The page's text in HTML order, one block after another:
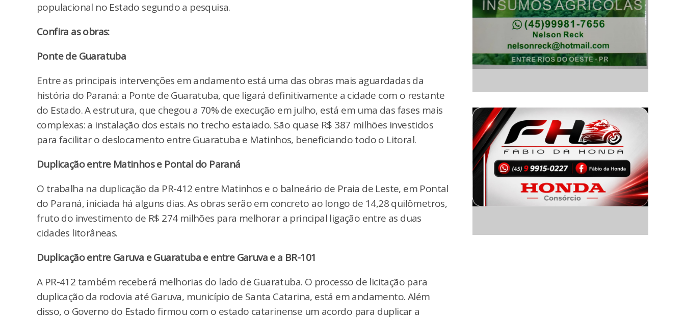
populacional no Estado segundo a pesquisa.
Confira as obras:
Ponte de Guaratuba
Entre as principais intervenções em andamento está uma das obras mais aguardadas da
história do Paraná: a Ponte de Guaratuba, que ligará definitivamente a cidade com o restante
do Estado. A estrutura, que chegou a 70% de execução em julho, está em uma das fases mais
complexas: a instalação dos estais no trecho estaiado. São quase R$ 387 milhões investidos
para facilitar o deslocamento entre Guaratuba e Matinhos, beneficiando todo o Litoral.
Duplicação entre Matinhos e Pontal do Paraná
O trabalha na duplicação da PR-412 entre Matinhos e o balneário de Praia de Leste, em Pontal
do Paraná, iniciada há alguns dias. As obras serão em concreto ao longo de 14,28 quilômetros,
fruto do investimento de R$ 274 milhões para melhorar a principal ligação entre as duas
cidades litorâneas.
Duplicação entre Garuva e Guaratuba e entre Garuva e a BR-101
A PR-412 também receberá melhorias do lado de Guaratuba. O processo de licitação para
duplicação da rodovia até Garuva, município de Santa Catarina, está em andamento. Além
disso, o Governo do Estado firmou com o estado catarinense um acordo para duplicar a